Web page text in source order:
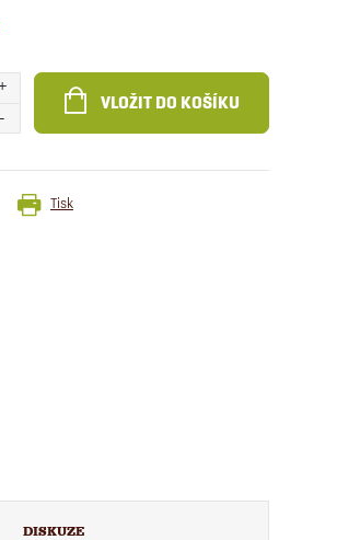
VLOŽIT DO KOŠÍKU
Tisk
DISKUZE